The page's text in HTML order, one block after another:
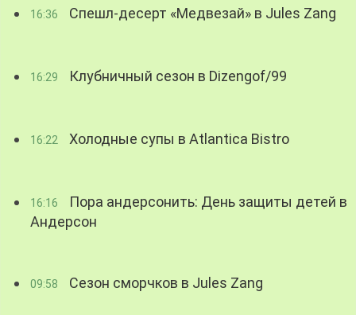
16:36 Спешл-десерт «Медвезай» в Jules Zang
16:29 Клубничный сезон в Dizengof/99
16:22 Холодные супы в Atlantica Bistro
16:16
Пора андерсонить: День защиты детей в
Андерсон
09:58 Сезон сморчков в Jules Zang